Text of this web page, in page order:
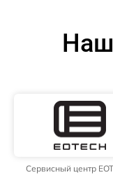
Сервисный центр